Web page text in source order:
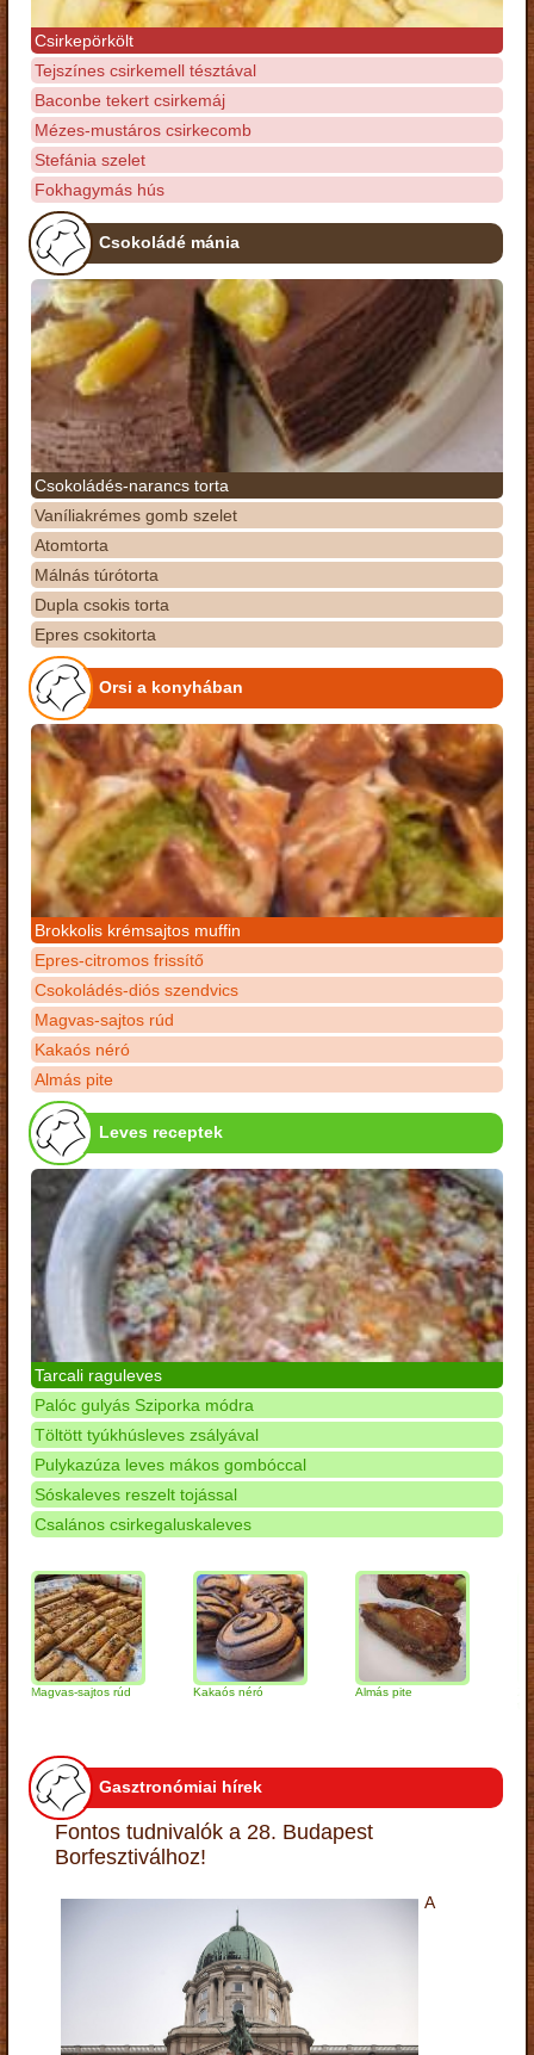
Csirkepörkölt
Tejszínes csirkemell tésztával
Baconbe tekert csirkemáj
Mézes-mustáros csirkecomb
Stefánia szelet
Fokhagymás hús
Csokoládé mánia
Csokoládés-narancs torta
Vaníliakrémes gomb szelet
Atomtorta
Málnás túrótorta
Dupla csokis torta
Epres csokitorta
Orsi a konyhában
Brokkolis krémsajtos muffin
Epres-citromos frissítő
Csokoládés-diós szendvics
Magvas-sajtos rúd
Kakaós néró
Almás pite
Leves receptek
Tarcali raguleves
Palóc gulyás Sziporka módra
Töltött tyúkhúsleves zsályával
Pulykazúza leves mákos gombóccal
Sóskaleves reszelt tojással
Csalános csirkegaluskaleves
sajtos rúd Kakaós néró Almás pite
Gasztronómiai hírek
Fontos tudnivalók a 28. Budapest
Borfesztiválhoz!
A